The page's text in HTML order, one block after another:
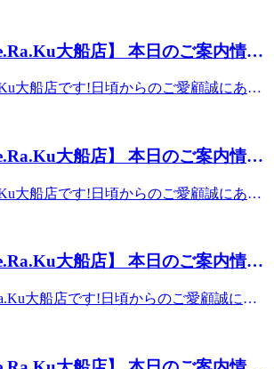
報】8/7(金) 13:30～ ★ 毎年大好評の
★ 【爽快ヘッドスパ】 頭、目、首、肩
オススメ♪ドライヘッドスパ＋シュワシ
ただけます♪ ・レモン系の爽やかな香
スの香りでリラックス※香りが気になる
5,280円 には、＋550円で炭酸スプレー
☆彡☆彡☆彡ボディケアに 爽快ヘッドス
快セットコース】もございます♪50分
円OFF☆ 90分以上のコースではボデ
ッチ・脚こしストレッチ・肩甲骨ケア・
！
は ・お得な紙チケット～9/23(水)ま
フまで！！◆店頭でのお水の提供が終了
大船店】 本日のご案内情報
大船店です!日頃からのご愛顧誠にあり
んか?心地よいひとときをご用意してお
【本日の空き情報】8/5(水) 12:10～★ 毎
ンメニュー ★ 【爽快ヘッドス
ワ炭酸泡スプレーでスッキリ爽快リラ
プレー2種♪・レモン系の爽やかな香
スの香りでリラックス※香りが気になる
意※単体予約可能な”グレードアップ ド
分 5,280円 には、+550円で炭酸スプレー
彡☆彡☆彡ボディケアに 爽快ヘッドス
/90分 9,980円/ 130分 や160分も設定あり
大船店】 本日のご案内情報
大船店です!日頃からのご愛顧誠にあり
。。。こうも暑いと水も、お茶も、グビ
いそうですが、、、水分を摂る際は一気
ちょこちょこ小まめに飲むことを意識す
そう。今日から喉が渇く前に飲む習慣を
でしょうか♪さて本日のご案内状況で
【爽快ヘッドスパ】 頭、目、首、肩周
大船店】 本日のご案内情報
大船店です!日頃からのご愛顧誠にあ
も頑張りが必要ですよね、お出かでお疲
シスRe.Ra.Ku大船店へお越しくださいま